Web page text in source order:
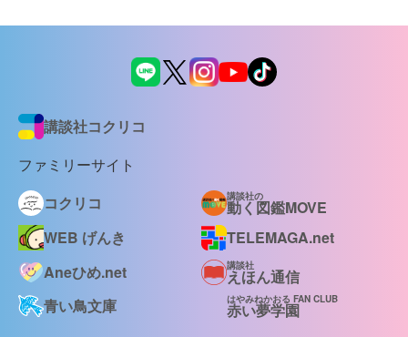
講談社コクリコ
ファミリーサイト
コクリコ
講談社の
動く図鑑MOVE
WEB げんき
TELEMAGA.net
Aneひめ.net
講談社
えほん通信
青い鳥文庫
はやみねかおる FAN CLUB
赤い夢学園